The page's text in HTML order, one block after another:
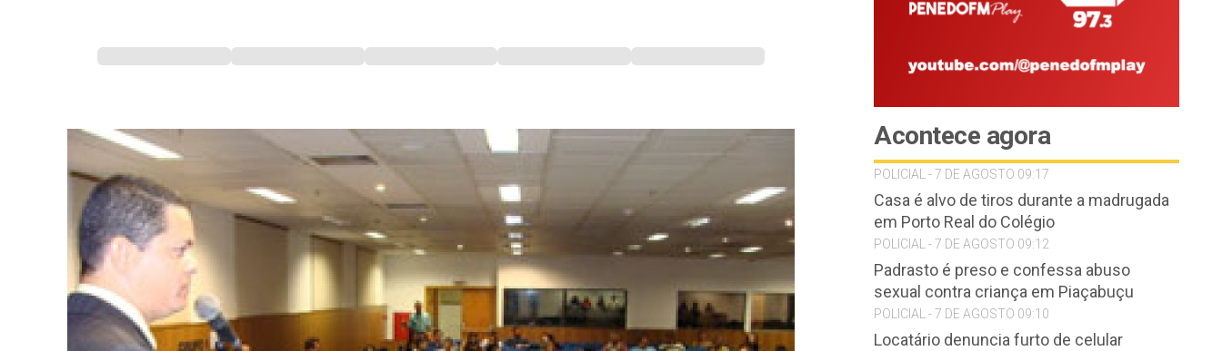
Acontece agora
POLICIAL - 7 DE AGOSTO 09:17
Casa é alvo de tiros durante a madrugada
em Porto Real do Colégio
POLICIAL - 7 DE AGOSTO 09:12
Padrasto é preso e confessa abuso
sexual contra criança em Piaçabuçu
POLICIAL - 7 DE AGOSTO 09:10
Locatário denuncia furto de celular